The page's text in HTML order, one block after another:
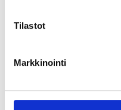
Tilastot
Markkinointi
Other